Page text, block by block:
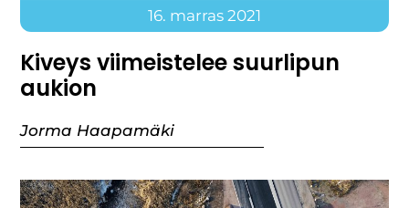
16. marras 2021
Kiveys viimeistelee suurlipun
aukion
Jorma Haapamäki